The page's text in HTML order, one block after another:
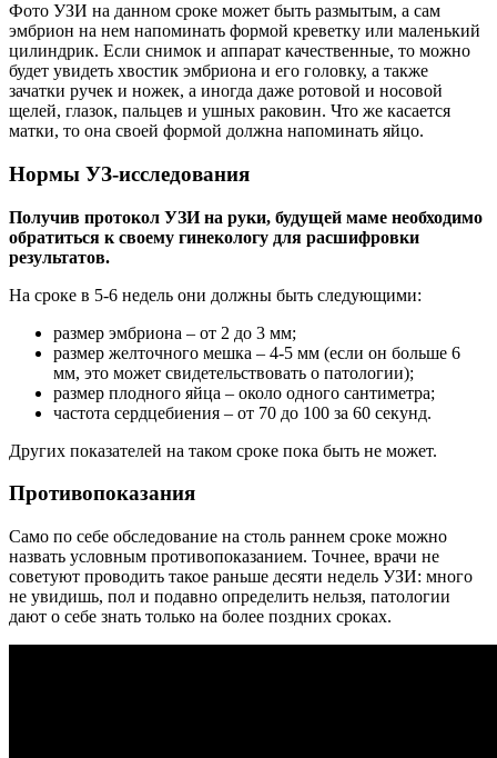
Фото УЗИ на данном сроке может быть размытым, а сам
эмбрион на нем напоминать формой креветку или маленький
цилиндрик. Если снимок и аппарат качественные, то можно
будет увидеть хвостик эмбриона и его головку, а также
зачатки ручек и ножек, а иногда даже ротовой и носовой
щелей, глазок, пальцев и ушных раковин. Что же касается
матки, то она своей формой должна напоминать яйцо.
Нормы УЗ-исследования
Получив протокол УЗИ на руки, будущей маме необходимо
обратиться к своему гинекологу для расшифровки
результатов.
На сроке в 5-6 недель они должны быть следующими:
размер эмбриона – от 2 до 3 мм;
размер желточного мешка – 4-5 мм (если он больше 6
мм, это может свидетельствовать о патологии);
размер плодного яйца – около одного сантиметра;
частота сердцебиения – от 70 до 100 за 60 секунд.
Других показателей на таком сроке пока быть не может.
Противопоказания
Само по себе обследование на столь раннем сроке можно
назвать условным противопоказанием. Точнее, врачи не
советуют проводить такое раньше десяти недель УЗИ: много
не увидишь, пол и подавно определить нельзя, патологии
дают о себе знать только на более поздних сроках.